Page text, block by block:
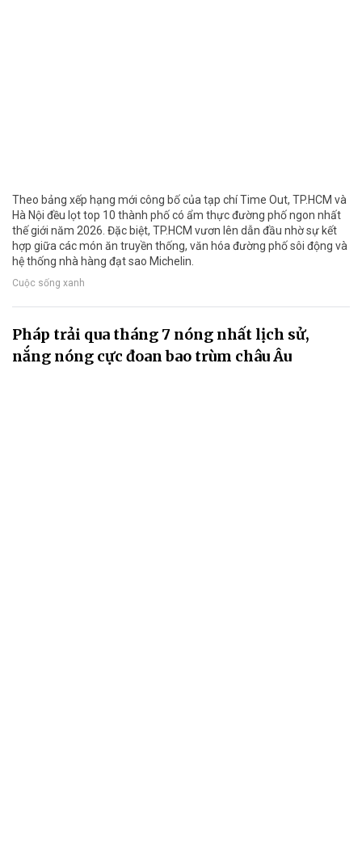
Theo bảng xếp hạng mới công bố của tạp chí Time Out, TP.HCM và
Hà Nội đều lọt top 10 thành phố có ẩm thực đường phố ngon nhất
thế giới năm 2026. Đặc biệt, TP.HCM vươn lên dẫn đầu nhờ sự kết
hợp giữa các món ăn truyền thống, văn hóa đường phố sôi động và
hệ thống nhà hàng đạt sao Michelin.
Cuộc sống xanh
Pháp trải qua tháng 7 nóng nhất lịch sử,
nắng nóng cực đoan bao trùm châu Âu